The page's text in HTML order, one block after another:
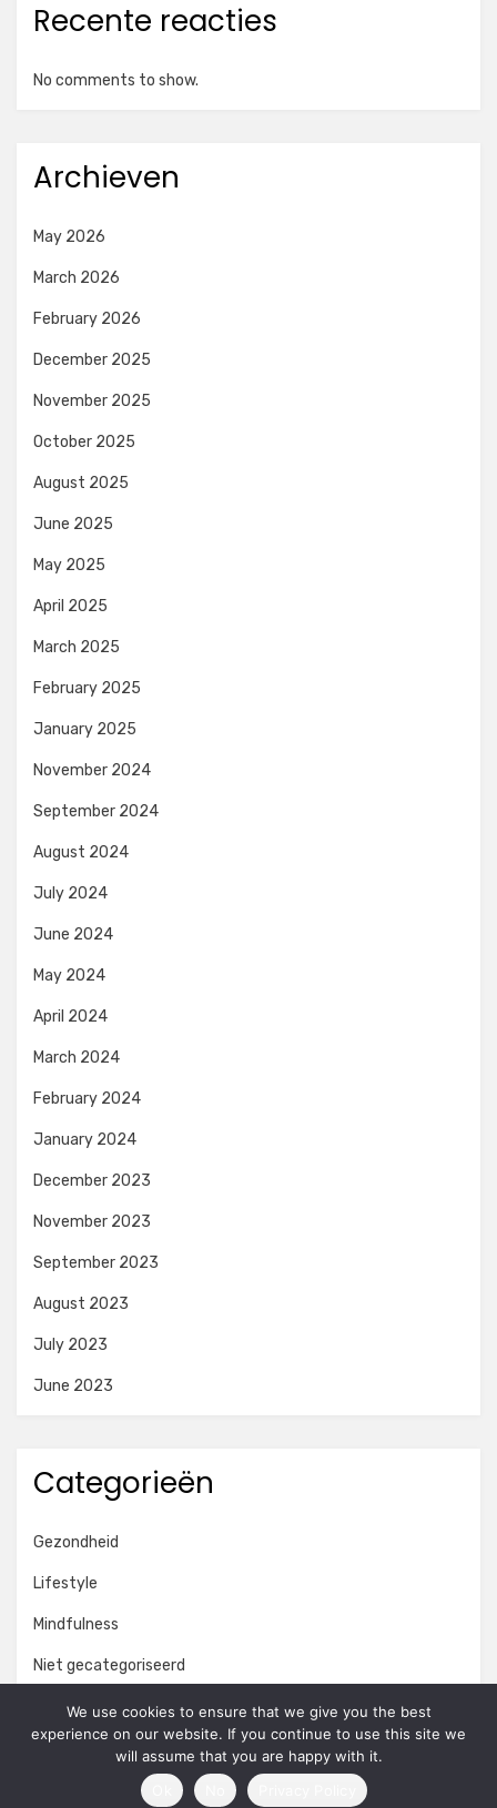
Recente reacties
No comments to show.
Archieven
May 2026
March 2026
February 2026
December 2025
November 2025
October 2025
August 2025
June 2025
May 2025
April 2025
March 2025
February 2025
January 2025
November 2024
September 2024
August 2024
July 2024
June 2024
May 2024
April 2024
March 2024
February 2024
January 2024
December 2023
November 2023
September 2023
August 2023
July 2023
June 2023
Categorieën
Gezondheid
Lifestyle
Mindfulness
Niet gecategoriseerd
Onderwijs
Persoonlijke ontwikkeling
We use cookies to ensure that we give you the best
experience on our website. If you continue to use this site we
will assume that you are happy with it.